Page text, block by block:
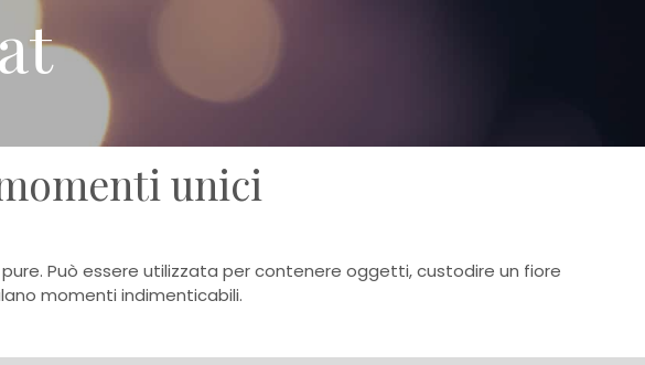
unici
Può essere utilizzata per contenere oggetti, custodire un fiore
momenti indimenticabili.